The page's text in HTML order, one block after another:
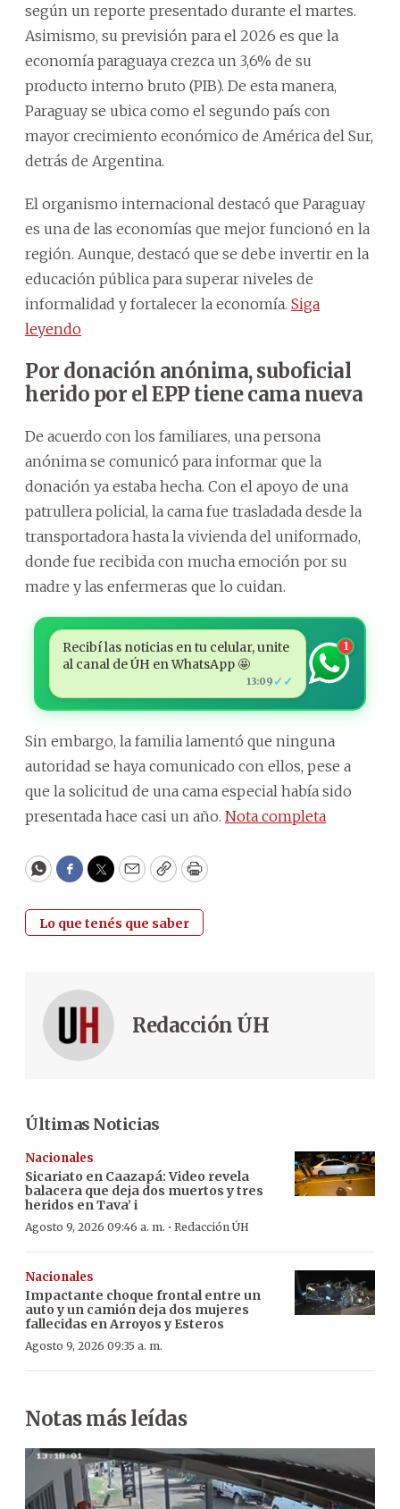
según un reporte presentado durante el martes.
Asimismo, su previsión para el 2026 es que la
economía paraguaya crezca un 3,6% de su
producto interno bruto (PIB). De esta manera,
Paraguay se ubica como el segundo país con
mayor crecimiento económico de América del Sur,
detrás de Argentina.
El organismo internacional destacó que Paraguay
es una de las economías que mejor funcionó en la
región. Aunque, destacó que se debe invertir en la
educación pública para superar niveles de
informalidad y fortalecer la economía. Siga
leyendo
Por donación anónima, suboficial
herido por el EPP tiene cama nueva
De acuerdo con los familiares, una persona
anónima se comunicó para informar que la
donación ya estaba hecha. Con el apoyo de una
patrullera policial, la cama fue trasladada desde la
transportadora hasta la vivienda del uniformado,
donde fue recibida con mucha emoción por su
madre y las enfermeras que lo cuidan.
Recibí las noticias en tu celular, unite
al canal de ÚH en WhatsApp 🤩
13:09 ✓✓
1
Sin embargo, la familia lamentó que ninguna
autoridad se haya comunicado con ellos, pese a
que la solicitud de una cama especial había sido
presentada hace casi un año. Nota completa
WhatsApp
Facebook
Twitter
EmailCopyPrint
Lo que tenés que saber
Redacción ÚH
Últimas Noticias
Nacionales
Sicariato en Caazapá: Video revela
balacera que deja dos muertos y tres
heridos en Tava’ i
Agosto 9, 2026 09:46 a. m. · Redacción ÚH
Nacionales
Impactante choque frontal entre un
auto y un camión deja dos mujeres
fallecidas en Arroyos y Esteros
Agosto 9, 2026 09:35 a. m.
Notas más leídas